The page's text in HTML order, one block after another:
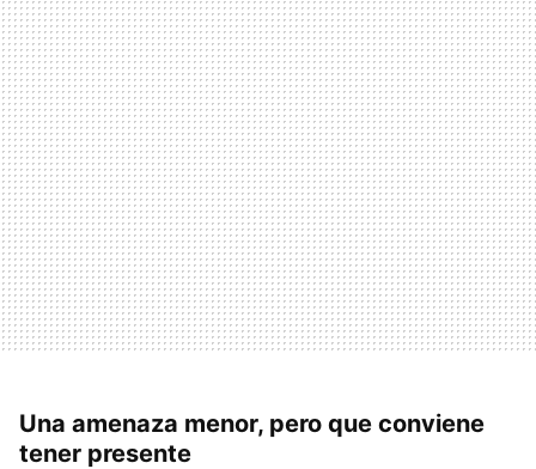
Una amenaza menor, pero que conviene
tener presente